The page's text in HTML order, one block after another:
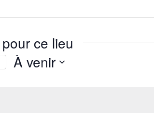
ce lieu
À venir